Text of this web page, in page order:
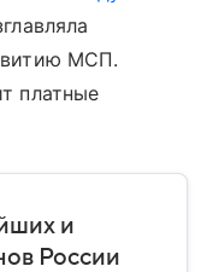
МСП.
платные
и
России